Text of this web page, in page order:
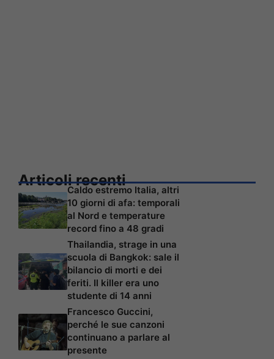
Articoli recenti
Caldo estremo Italia, altri
10 giorni di afa: temporali
al Nord e temperature
record fino a 48 gradi
Thailandia, strage in una
scuola di Bangkok: sale il
bilancio di morti e dei
feriti. Il killer era uno
studente di 14 anni
Francesco Guccini,
perché le sue canzoni
continuano a parlare al
presente